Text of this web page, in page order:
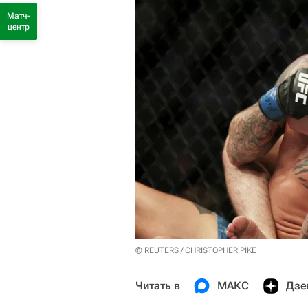
© REUTERS / CHRISTOPHER PIKE
Читать в МАКС
Матч-
центр